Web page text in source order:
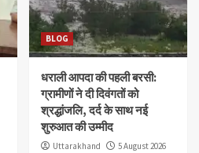
BLOG
धराली आपदा की पहली बरसी:
ग्रामीणों ने दी दिवंगतों को
श्रद्धांजलि, दर्द के साथ नई
शुरुआत की उम्मीद
Uttarakhand
5 August 2026